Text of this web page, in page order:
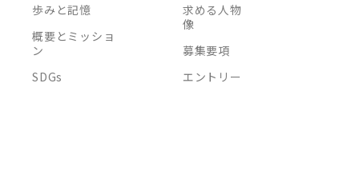
歩みと記憶
概要とミッショ
ン
SDGs
求める人物
像
募集要項
エントリー